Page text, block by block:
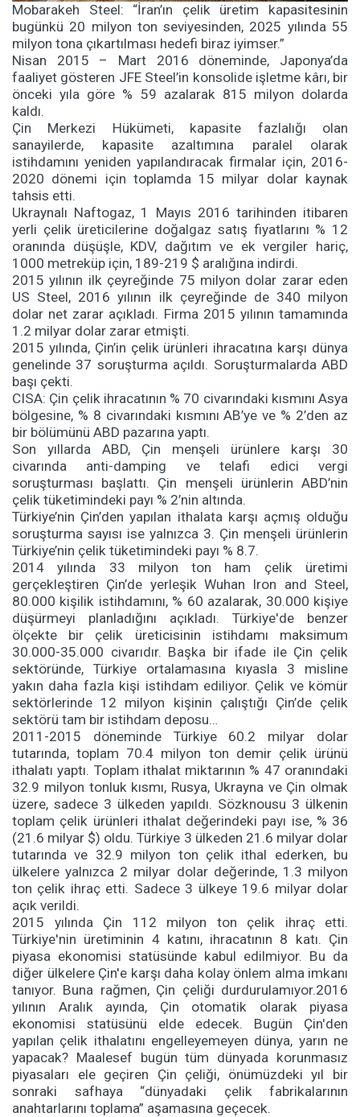
Mobarakeh Steel: “İran’ın çelik üretim kapasitesinin
bugünkü 20 milyon ton seviyesinden, 2025 yılında 55
milyon tona çıkartılması hedefi biraz iyimser.”
Nisan 2015 – Mart 2016 döneminde, Japonya’da
faaliyet gösteren JFE Steel’in konsolide işletme kârı, bir
önceki yıla göre % 59 azalarak 815 milyon dolarda
kaldı.
Çin Merkezi Hükümeti, kapasite fazlalığı olan
sanayilerde, kapasite azaltımına paralel olarak
istihdamını yeniden yapılandıracak firmalar için, 2016-
2020 dönemi için toplamda 15 milyar dolar kaynak
tahsis etti.
Ukraynalı Naftogaz, 1 Mayıs 2016 tarihinden itibaren
yerli çelik üreticilerine doğalgaz satış fiyatlarını % 12
oranında düşüşle, KDV, dağıtım ve ek vergiler hariç,
1000 metreküp için, 189-219 $ aralığına indirdi.
2015 yılının ilk çeyreğinde 75 milyon dolar zarar eden
US Steel, 2016 yılının ilk çeyreğinde de 340 milyon
dolar net zarar açıkladı. Firma 2015 yılının tamamında
1.2 milyar dolar zarar etmişti.
2015 yılında, Çin’in çelik ürünleri ihracatına karşı dünya
genelinde 37 soruşturma açıldı. Soruşturmalarda ABD
başı çekti.
CISA: Çin çelik ihracatının % 70 civarındaki kısmını Asya
bölgesine, % 8 civarındaki kısmını AB’ye ve % 2’den az
bir bölümünü ABD pazarına yaptı.
Son yıllarda ABD, Çin menşeli ürünlere karşı 30
civarında anti-damping ve telafi edici vergi
soruşturması başlattı. Çin menşeli ürünlerin ABD’nin
çelik tüketimindeki payı % 2’nin altında.
Türkiye’nin Çin’den yapılan ithalata karşı açmış olduğu
soruşturma sayısı ise yalnızca 3. Çin menşeli ürünlerin
Türkiye’nin çelik tüketimindeki payı % 8.7.
2014 yılında 33 milyon ton ham çelik üretimi
gerçekleştiren Çin’de yerleşik Wuhan Iron and Steel,
80.000 kişilik istihdamını, % 60 azalarak, 30.000 kişiye
düşürmeyi planladığını açıkladı. Türkiye'de benzer
ölçekte bir çelik üreticisinin istihdamı maksimum
30.000-35.000 civarıdır. Başka bir ifade ile Çin çelik
sektöründe, Türkiye ortalamasına kıyasla 3 misline
yakın daha fazla kişi istihdam ediliyor. Çelik ve kömür
sektörlerinde 12 milyon kişinin çalıştığı Çin’de çelik
sektörü tam bir istihdam deposu…
2011-2015 döneminde Türkiye 60.2 milyar dolar
tutarında, toplam 70.4 milyon ton demir çelik ürünü
ithalatı yaptı. Toplam ithalat miktarının % 47 oranındaki
32.9 milyon tonluk kısmı, Rusya, Ukrayna ve Çin olmak
üzere, sadece 3 ülkeden yapıldı. Sözknousu 3 ülkenin
toplam çelik ürünleri ithalat değerindeki payı ise, % 36
(21.6 milyar $) oldu. Türkiye 3 ülkeden 21.6 milyar dolar
tutarında ve 32.9 milyon ton çelik ithal ederken, bu
ülkelere yalnızca 2 milyar dolar değerinde, 1.3 milyon
ton çelik ihraç etti. Sadece 3 ülkeye 19.6 milyar dolar
açık verildi.
2015 yılında Çin 112 milyon ton çelik ihraç etti.
Türkiye'nin üretiminin 4 katını, ihracatının 8 katı. Çin
piyasa ekonomisi statüsünde kabul edilmiyor. Bu da
diğer ülkelere Çin'e karşı daha kolay önlem alma imkanı
tanıyor. Buna rağmen, Çin çeliği durdurulamıyor.2016
yılının Aralık ayında, Çin otomatik olarak piyasa
ekonomisi statüsünü elde edecek. Bugün Çin'den
yapılan çelik ithalatını engelleyemeyen dünya, yarın ne
yapacak? Maalesef bugün tüm dünyada korunmasız
piyasaları ele geçiren Çin çeliği, önümüzdeki yıl bir
sonraki safhaya “dünyadaki çelik fabrikalarının
anahtarlarını toplama” aşamasına geçecek.